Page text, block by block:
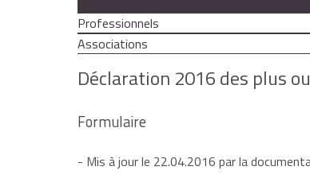
Professionnels
Associations
Déclaration 2016 des plus
Formulaire
- Mis à jour le 22.04.2016 par la